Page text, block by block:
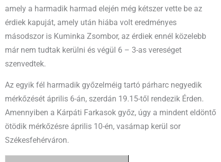
amely a harmadik harmad elején még kétszer vette be az
érdiek kapuját, amely után hiába volt eredményes
másodszor is Kuminka Zsombor, az érdiek ennél közelebb
már nem tudtak kerülni és végül 6 – 3-as vereséget
szenvedtek.
Az egyik fél harmadik győzelméig tartó párharc negyedik
mérkőzését április 6-án, szerdán 19.15-től rendezik Érden.
Amennyiben a Kárpáti Farkasok győz, úgy a mindent eldöntő
ötödik mérkőzésre április 10-én, vasárnap kerül sor
Székesfehérváron.